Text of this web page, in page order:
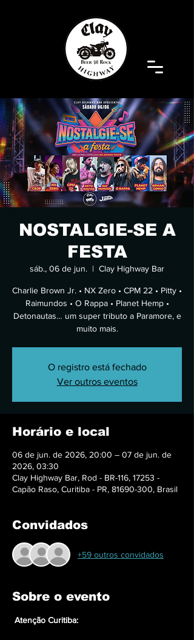
NOSTALGIE-SE A
FESTA
sáb., 06 de jun.
  |
Clay Highway Bar
Charlie Brown Jr. • NX Zero • CPM 22 • Pitty •
Raimundos • O Rappa • Planet Hemp •
Detonautas… um super tributo a Paramore, e
muito mais.
O registro está fechado
Ver outros eventos
Horário e local
06 de jun. de 2026, 20:00 – 07 de jun. de
2026, 03:30
Clay Highway Bar, Rod - BR-116, 17253 -
Capão Raso, Curitiba - PR, 81690-300, Brasil
Convidados
+59 outros convidados
Sobre o evento
Atenção Curitiba: